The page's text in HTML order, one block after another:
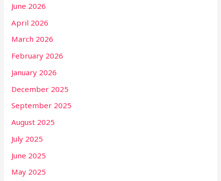
June 2026
April 2026
March 2026
February 2026
January 2026
December 2025
September 2025
August 2025
July 2025
June 2025
May 2025